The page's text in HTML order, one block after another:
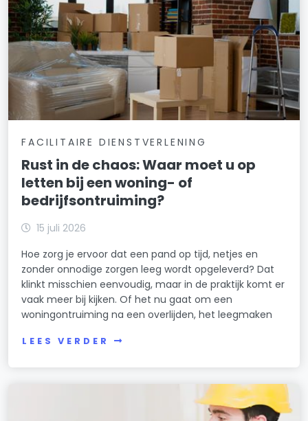
FACILITAIRE DIENSTVERLENING
Rust in de chaos: Waar moet u op
letten bij een woning- of
bedrijfsontruiming?
15 juli 2026
Hoe zorg je ervoor dat een pand op tijd, netjes en
zonder onnodige zorgen leeg wordt opgeleverd? Dat
klinkt misschien eenvoudig, maar in de praktijk komt er
vaak meer bij kijken. Of het nu gaat om een
woningontruiming na een overlijden, het leegmaken
LEES VERDER